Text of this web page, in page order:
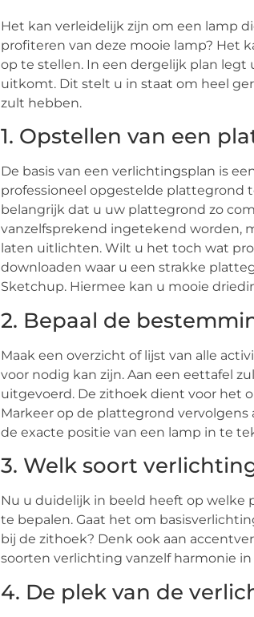
Het kan verleidelijk zijn om een lamp
profiteren van deze mooie lamp? Het
op te stellen. In een dergelijk plan
uitkomt. Dit stelt u in staat om heel
zult hebben.
1. Opstellen van een
De basis van een verlichtingsplan is
professioneel opgestelde plattegrond
belangrijk dat u uw plattegrond zo
vanzelfsprekend ingetekend worden,
laten uitlichten. Wilt u het toch wat
downloaden waar u een strakke
Sketchup. Hiermee kan u mooie
2. Bepaal de
Maak een overzicht of lijst van alle
voor nodig kan zijn. Aan een eettafel
uitgevoerd. De zithoek dient voor het
Markeer op de plattegrond
de exacte positie van een lamp in te
3. Welk soort
Nu u duidelijk in beeld heeft op welke
te bepalen. Gaat het om
bij de zithoek? Denk ook aan
soorten verlichting vanzelf harmonie
4. De plek van de